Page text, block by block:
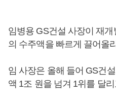
임병용 GS건설 사장이 재
의 수주액을 빠르게 끌어올
임 사장은 올해 들어 GS건
액 1조 원을 넘겨 1위를 달